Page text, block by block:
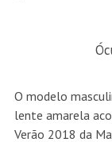
O modelo
lente amarela
Verão 2018 da